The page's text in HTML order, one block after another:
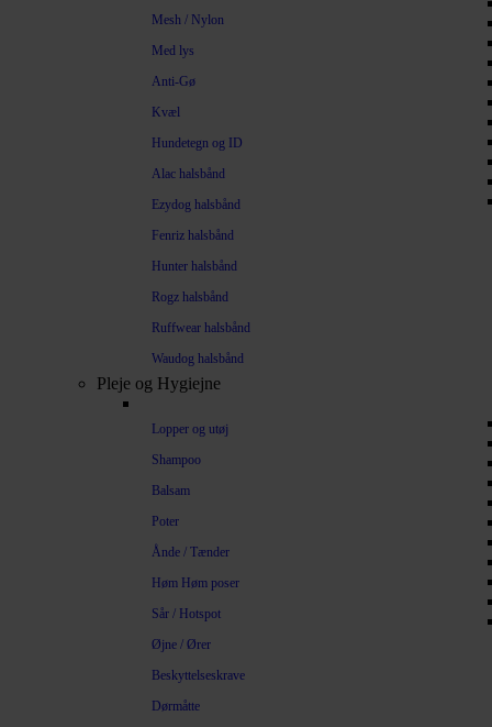
Mesh / Nylon
Med lys
Anti-Gø
Kvæl
Hundetegn og ID
Alac halsbånd
Ezydog halsbånd
Fenriz halsbånd
Hunter halsbånd
Rogz halsbånd
Ruffwear halsbånd
Waudog halsbånd
Pleje og Hygiejne
Lopper og utøj
Shampoo
Balsam
Poter
Ånde / Tænder
Høm Høm poser
Sår / Hotspot
Øjne / Ører
Beskyttelseskrave
Dørmåtte